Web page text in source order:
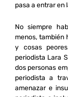
pasa a entrar en
No siempre
menos, también
y cosas
periodista Lara
dos personas
periodista a
amenazar e